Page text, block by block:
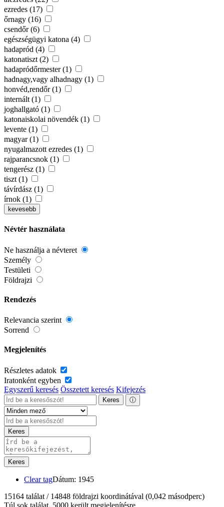
ezredes (17)
őrnagy (16)
csendőr (6)
egészségügyi katona (4)
hadapród (4)
katonatiszt (2)
hadapródőrmester (1)
hadnagy,vagy alhadnagy (1)
honvéd,rendőr (1)
internált (1)
joghallgató (1)
katonaiskolai növendék (1)
levente (1)
magyar (1)
nyugalmazott ezredes (1)
rajparancsnok (1)
tengerész (1)
tiszt (1)
távírdász (1)
írnok (1)
kevesebb
Névtér használata
Ne használja a névteret
Személy
Testületi
Földrajzi
Rendezés
Relevancia szerint
Sorrend
Megjelenítés
Részletes adatok
Iratonként egyben
Egyszerű keresés Összetett keresés Kifejezés
Keres ⓘ
Keres
Keres
Clear tagDátum: 1945
15164 találat / 14848 földrajzi koordinátával (0,042 másodperc)
Túl sok találat, 5000 került megjelenítésre